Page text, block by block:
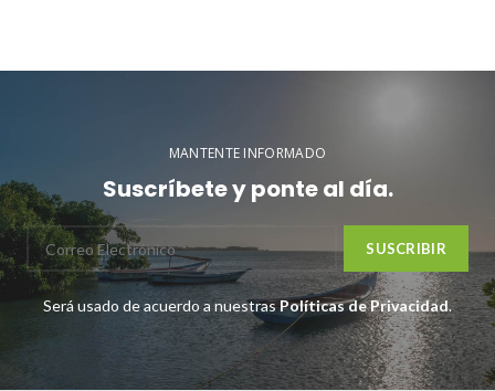
MANTENTE INFORMADO
Suscríbete y ponte al día.
Será usado de acuerdo a nuestrasPolíticas de Privacidad.